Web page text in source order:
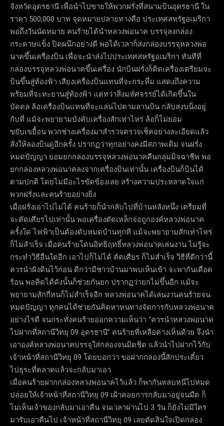
จังหวัดอุดรธานี เพื่อนำไปขายให้พวกฝรั่งที่สนามบินอุดรธานี ใน
ราคา 500,000 บาท จุดหมายปลายทางคือ ประเทศสหรัฐอเมริกา
พอถึงวันนัดหมาย คนร้ายได้นำหลวงพ่อนาค บรรจุลงกล่อง
กระดาษแข็ง ปิดผนึกอย่างดี พอได้เวลาก็ส่งกล่องบรรจุหลวงพ่อ
นาคขึ้นเครื่องบิน เพื่อจะนำส่งไปประเทศสหรัฐอเมริกา ทันทีที่
กล่องบรรจุหลวงพ่อนาคขึ้นเครื่อง นักบินฝรั่งก็ติดเครื่องเตรียมจะ
บินขึ้นสู่ท้องฟ้า เสียงเครื่องบินแทนที่จะกระหึ่ม แสดงถึงความ
พร้อมที่จะทะยานสู่ท้องฟ้า แต่ทว่าสิ่งมหัศจรรย์ได้เกิดขึ้นใน
บัดดล ล้อเครื่องบินแทนที่จะแล่นไปตามลานบิน กลับสงบนิ่งอยู่
กับที่ แม้จะพยายามบังคับเครื่องสักเท่าไหร่ ล้อก็ไม่ยอม
ขยับเขยื้อน พวกช่างเครื่องมาสำรวจตรวจเช็คอย่างละเอียดแล้ว
สั่งให้ลองบินดูอีกครั้ง ปรากฏว่าทุกอย่างคงมีสภาพเดิม จนฝรั่ง
หมดปัญญา ยอมยกกล่องบรรจุหลวงพ่อนาคคืนกลุ่มมิจฉาชีพ พอ
ยกกล่องหลวงพ่อนาคลงจากเครื่องบินเท่านั้น เครื่องบินก็บินได้
ตามปกติ โดยไม่มีอะไรขัดข้องเลย สร้างความประหลาดใจแก่
พวกฝรั่งและคนร้ายอย่างยิ่ง
เมื่อฝรั่งเอาไปไม่ได้ คนร้ายก็นำกลับไปที่บ้านหลังหนึ่ง เตรียมที่
จะตัดเศียรไปเท่านั้น พอเครื่องตัดเหล็กจ่อถูกองค์หลวงพ่อนาค
ครั้งใด ไฟฟ้าเป็นต้องดับหมดบ้านทุกที แม้จะพยายามสักเท่าไหร่
ก็ไม่สำเร็จ เมื่อคนร้ายโดนอิทธิฤทธิ์หลวงพ่อนาคเล่นงาน ไม่รู้จะ
กระทำวิธีอื่นใดอีก เอาไปก็ไม่ได้ ตัดเศียร ก็ไม่สำเร็จ วิธีที่ดีกว่านี้
ควรนำฝังดินไว้ก่อน ดีกว่ามีชาวบ้านมาพบเห็นเข้า จะพากันเดือด
ร้อน พอคิดได้ดังนั้นก็ช่วยกันยก ปรากฏว่ายกไม่ขึ้นอีก แม้จะ
พยายามสักกี่หนก็ไม่สำเร็จอีก หลวงพ่อนาคได้เล่นงานคนร้ายจน
หมดปัญญา ทุกคนได้ช่วยกันคิดหาหนทางจัดการกับหลวงพ่อนาค
อย่างไรดี จนกระทั่งคนร้ายออกความเห็นว่า “ควรนำหลวงพ่อนาค
ไปฝากที่สถานีวิทยุ 09 อุดรธานี” คนร้ายที่เหลือต่างเห็นด้วย จึงนำ
เอาองค์หลวงพ่อนาคบรรจุใส่กล่องจนมิดชิด แล้วนำไปฝากไว้กับ
เจ้าหน้าที่สถานีวิทยุ 09 โดยบอกว่า ขอฝากกล่องนี้สักประเดี๋ยว
ไปธุระที่ตลาดแล้วจะกลับมาเอา
เมื่อคนร้ายฝากกล่องหลวงพ่อนาคไว้แล้ว ก็พากันหลบหนีไปหมด
ปล่อยให้เจ้าหน้าที่สถานีวิทยุ 09 เฝ้าคอยการกลับมาอยู่จนมืด ก็
ไม่เห็นเจ้าของกลับมาเอาคืน จนเวลาผ่านไป 3 วัน ก็ยังไม่มีใคร
มารับเอาคืนไป เจ้าหน้าที่สถานีวิทยุ 09 เลยตัดสินใจเปิดกล่อง